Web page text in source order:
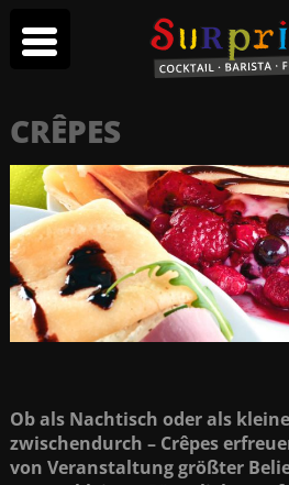
CRÊPES
Ob als Nachtisch oder als
zwischendurch – Crêpes
von Veranstaltung größter